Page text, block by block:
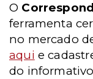
O
ferramenta
no mercado
aqui e
do